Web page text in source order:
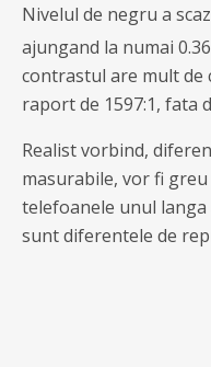
Nivelul de negru a
ajungand la numai
contrastul are mult de
raport de 1597:1, fata
Realist vorbind,
masurabile, vor fi
telefoanele unul
sunt diferentele de